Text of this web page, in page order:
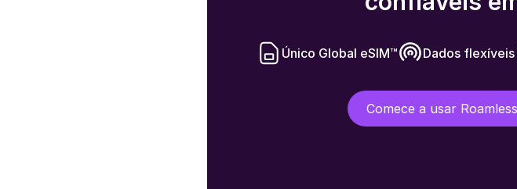
Único Global eSIM™ Dados flexíveis
Comece a usar Roamless